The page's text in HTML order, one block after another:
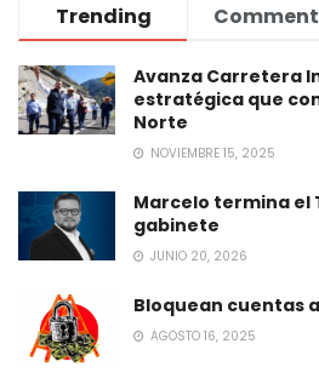
Trending
Avanza Carretera
estratégica que
Norte
NOVIEMBRE 15, 2025
Marcelo termina el
gabinete
JUNIO 20, 2026
Bloquean cuentas
AGOSTO 16, 2025